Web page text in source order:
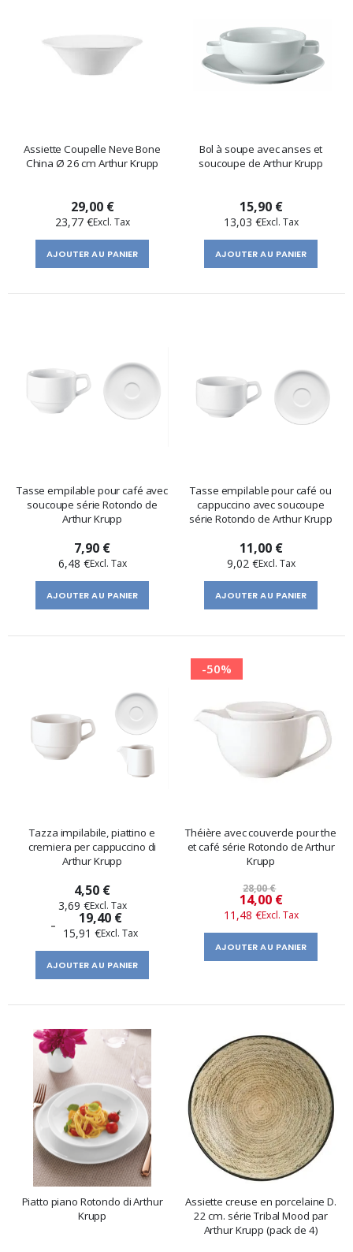
Assiette Coupelle Neve Bone
China Ø 26 cm Arthur Krupp
29,00 €
23,77 €
AJOUTER AU PANIER
Bol à soupe avec anses et
soucoupe de Arthur Krupp
15,90 €
13,03 €
AJOUTER AU PANIER
Tasse empilable pour café avec
soucoupe série Rotondo de
Arthur Krupp
7,90 €
6,48 €
AJOUTER AU PANIER
Tasse empilable pour café ou
cappuccino avec soucoupe
série Rotondo de Arthur Krupp
11,00 €
9,02 €
AJOUTER AU PANIER
Tazza impilabile, piattino e
cremiera per cappuccino di
Arthur Krupp
4,50 €
3,69 €
19,40 €
15,91 €
AJOUTER AU PANIER
-50%
Théière avec couvercle pour the
et café série Rotondo de Arthur
Krupp
28,00 €
Prix
​​
spécial
14,00 €
11,48 €
AJOUTER AU PANIER
Piatto piano Rotondo di Arthur
Krupp
Assiette creuse en porcelaine D.
22 cm. série Tribal Mood par
Arthur Krupp (pack de 4)